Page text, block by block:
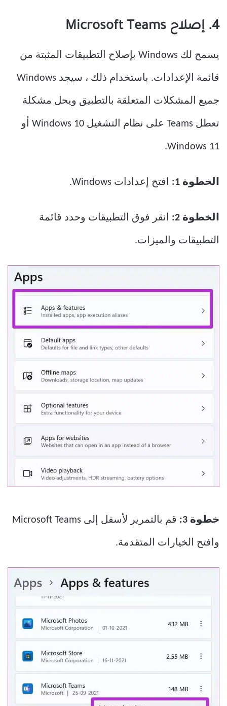
4. إصلاح Microsoft Teams
يسمح لك Windows بإصلاح التطبيقات المثبتة من
قائمة الإعدادات. باستخدام ذلك ، سيجد Windows
جميع المشكلات المتعلقة بالتطبيق ويحل مشكلة
تعطل Teams على نظام التشغيل Windows 10 أو
Windows 11.
الخطوة 1: افتح إعدادات Windows.
الخطوة 2: انقر فوق التطبيقات وحدد قائمة
التطبيقات والميزات.
خطوة 3: قم بالتمرير لأسفل إلى Microsoft Teams
وافتح الخيارات المتقدمة.